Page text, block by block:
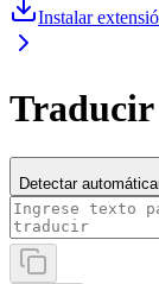
Instalar
Traducir
Detectar